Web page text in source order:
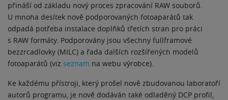
přináší od základu nový proces zpracování RAW souborů.
U mnoha desítek nově podporovaných fotoaparátů tak
odpadá potřeba instalace doplňků třetích stran pro práci
s RAW formáty. Podporovány jsou všechny fullframové
bezzrcadlovky (MILC) a řada dalších rozšířených modelů
fotoaparátů (viz seznam na webu výrobce).
Ke každému přístroji, který prošel nově zbudovanou laboratoří
autorů programu, je nově dodáván také odladěný DCP profil,